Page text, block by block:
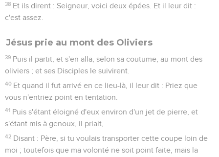
38 Et ils dirent : Seigneur, voici deux épées. Et il leur dit :
c'est assez.
Jésus prie au mont des Oliviers
39 Puis il partit, et s'en alla, selon sa coutume, au mont des
oliviers ; et ses Disciples le suivirent.
40 Et quand il fut arrivé en ce lieu-là, il leur dit : Priez que
vous n'entriez point en tentation.
41 Puis s'étant éloigné d'eux environ d'un jet de pierre, et
s'étant mis à genoux, il priait,
42 Disant : Père, si tu voulais transporter cette coupe loin de
moi ; toutefois que ma volonté ne soit point faite, mais la